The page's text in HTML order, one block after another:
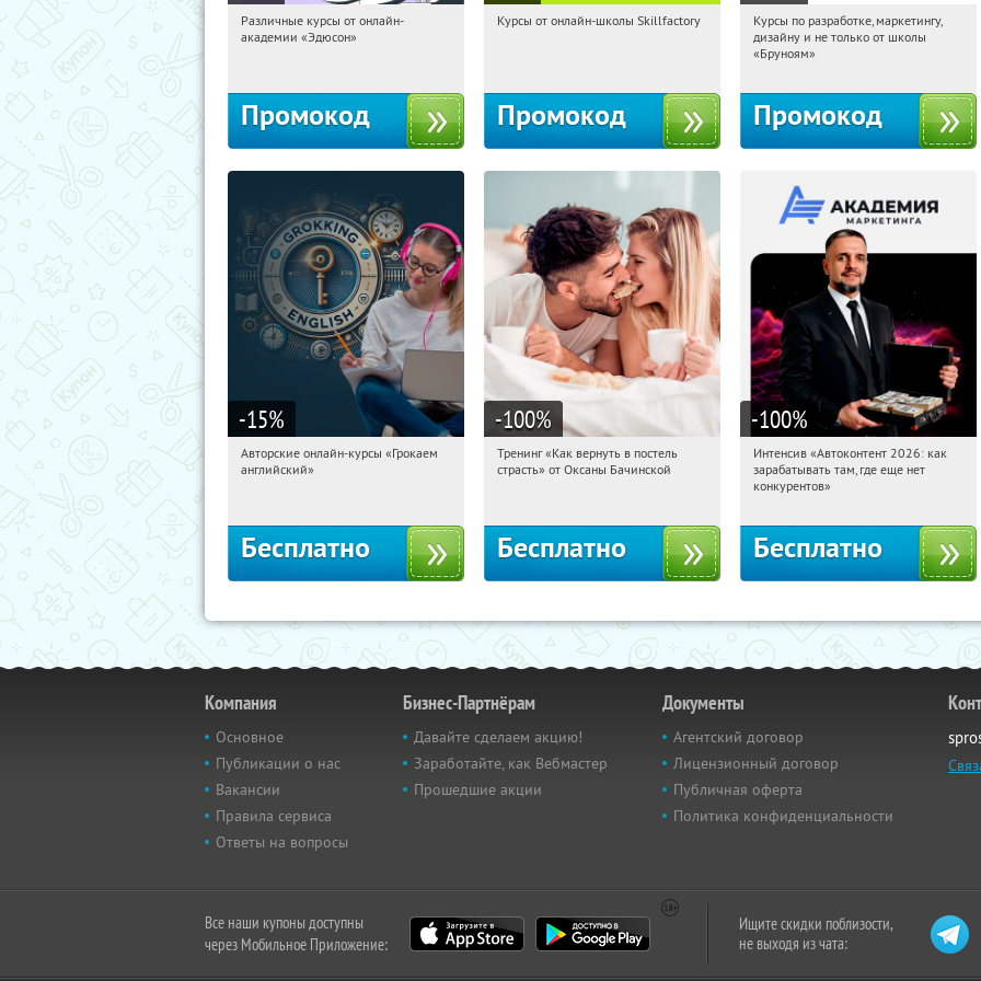
18:33:10 Получили:
Различные курсы от онлайн-
академии «Эдюсон»
Промокод
18:33:10
Получи первым!
Курсы от онлайн-школы Skillfactory
Промокод
18:33:10
Получи первым!
Россия
Курсы по разработке, маркетингу,
дизайну и не только от школы
«Бруноям»
Промокод
-15%
18:33:10 Получили:
Авторские онлайн-курсы «Грокаем
английский»
Бесплатно
-100%
18:33:10 Получили:
Тренинг «Как вернуть в постель
страсть» от Оксаны Бачинской
Бесплатно
-100%
18:33:10 Получили:
Россия
Интенсив «Автоконтент 2026: как
зарабатывать там, где еще нет
конкурентов»
Бесплатно
Компания
Основное
Публикации о нас
Вакансии
Правила сервиса
Ответы на вопросы
Бизнес-Партнёрам
Давайте сделаем акцию!
Заработайте, как Вебмастер
Прошедшие акции
Документы
Агентский договор
Лицензионный договор
Публичная оферта
Политика конфиденциальности
Все наши купоны доступны
через Мобильное Приложение:
Ищите скидки поблизости,
не выходя из чата: